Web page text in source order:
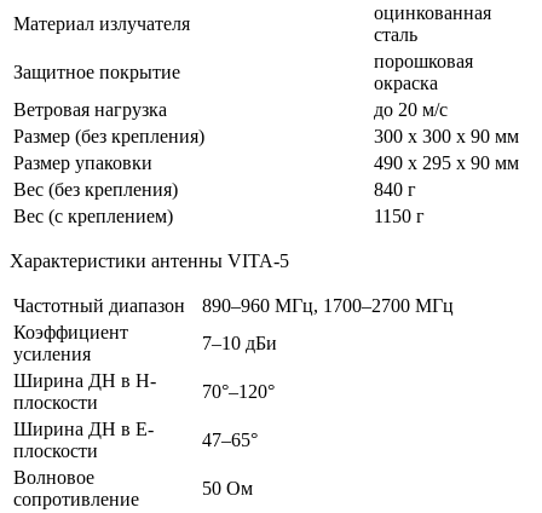
Материал излучателя
оцинкованная
сталь
Защитное покрытие
порошковая
окраска
Ветровая нагрузка
до 20 м/с
Размер (без крепления)
300 x 300 x 90 мм
Размер упаковки
490 x 295 x 90 мм
Вес (без крепления)
840 г
Вес (с креплением)
1150 г
Характеристики антенны VITA-5
Частотный диапазон
890–960 МГц, 1700–2700 МГц
Коэффициент
усиления
7–10 дБи
Ширина ДН в H-
плоскости
70°–120°
Ширина ДН в E-
плоскости
47–65°
Волновое
сопротивление
50 Ом